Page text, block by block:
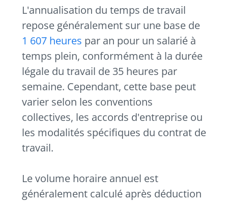
L'annualisation du temps de travail
repose généralement sur une base de
1 607 heures par an pour un salarié à
temps plein, conformément à la durée
légale du travail de 35 heures par
semaine. Cependant, cette base peut
varier selon les conventions
collectives, les accords d'entreprise ou
les modalités spécifiques du contrat de
travail.
Le volume horaire annuel est
généralement calculé après déduction